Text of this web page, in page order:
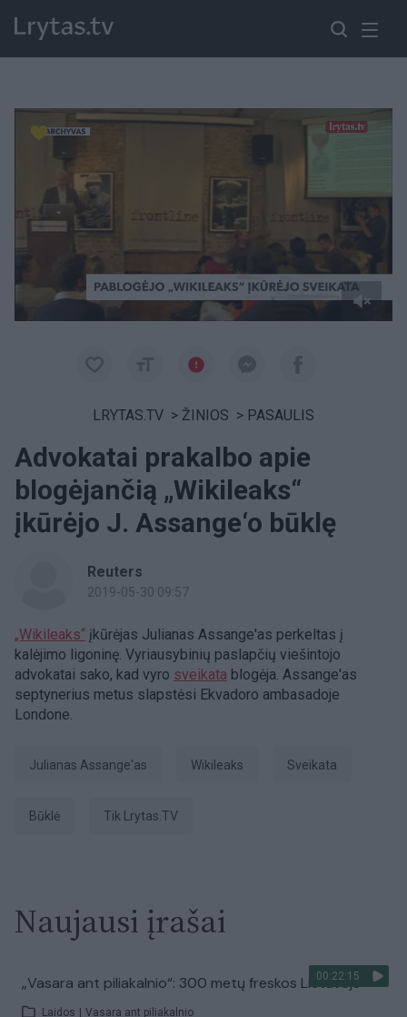
Paremkite Ukrainą
LRYTAS.TV > ŽINIOS > PASAULIS
Advokatai prakalbo apie
blogėjančią „Wikileaks“
įkūrėjo J. Assange‘o būklę
Reuters
2019-05-30 09:57
„Wikileaks“ įkūrėjas Julianas Assange'as perkeltas į
kalėjimo ligoninę. Vyriausybinių paslapčių viešintojo
advokatai sako, kad vyro sveikata blogėja. Assange'as
septynerius metus slapstėsi Ekvadoro ambasadoje
Londone.
Julianas Assange'as Wikileaks Sveikata
būklė tik Lrytas.TV
Naujausi įrašai
00:22:15
„Vasara ant piliakalnio“: 300 metų freskos Lietuvoje
Laidos Vasara ant piliakalnio